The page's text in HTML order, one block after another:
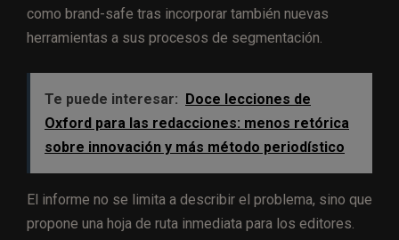
como brand-safe tras incorporar también nuevas
herramientas a sus procesos de segmentación.
Te puede interesar:
Doce lecciones de
Oxford para las redacciones: menos retórica
sobre innovación y más método periodístico
El informe no se limita a describir el problema, sino que
propone una hoja de ruta inmediata para los editores.